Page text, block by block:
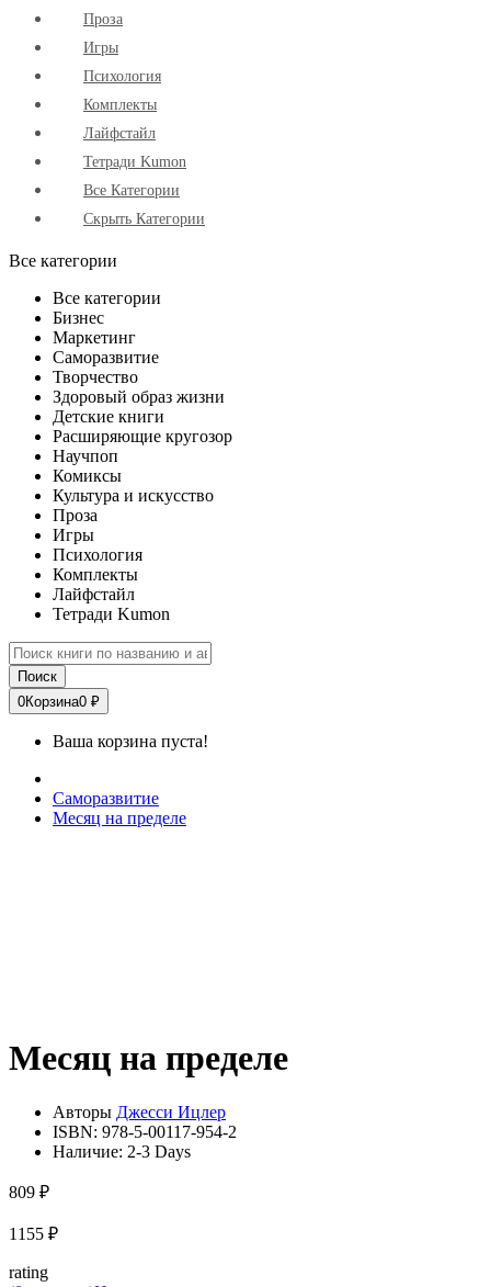
Проза
Игры
Психология
Комплекты
Лайфстайл
Тетради Kumon
Все Категории
Скрыть Категории
Все категории
Все категории
Бизнес
Маркетинг
Саморазвитие
Творчество
Здоровый образ жизни
Детские книги
Расширяющие кругозор
Научпоп
Комиксы
Культура и искусство
Проза
Игры
Психология
Комплекты
Лайфстайл
Тетради Kumon
Поиск
0Корзина0 ₽
Ваша корзина пуста!
Саморазвитие
Месяц на пределе
Месяц на пределе
Авторы Джесси Ицлер
ISBN: 978-5-00117-954-2
Наличие: 2-3 Days
809 ₽
1155 ₽
rating